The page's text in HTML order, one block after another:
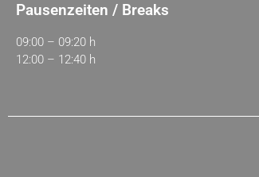
Pausenzeiten / Breaks
09:00 – 09:20 h
12:00 – 12:40 h